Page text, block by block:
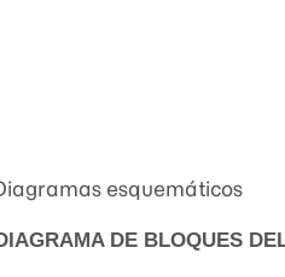
esquemáticos
DE BLOQUES